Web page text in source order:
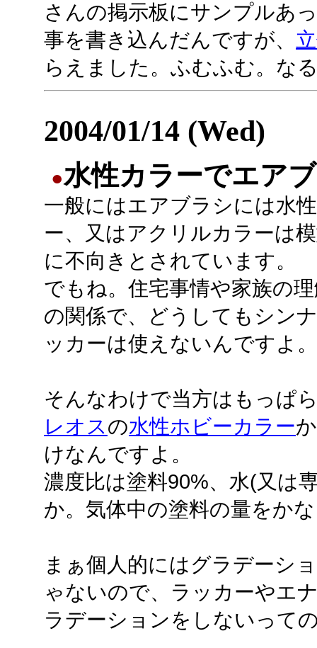
さんの掲示板にサンプルあ
事を書き込んだんですが、
らえました。ふむふむ。な
2004/01/14 (Wed)
●水性カラーでエア
一般にはエアブラシには水
ー、又はアクリルカラーは
に不向きとされています。
でもね。住宅事情や家族の
の関係で、どうしてもシン
ッカーは使えないんですよ。
そんなわけで当方はもっぱ
レオスの水性ホビーカラーか
けなんですよ。
濃度比は塗料90%、水(又は
か。気体中の塗料の量をか
まぁ個人的にはグラデーシ
ゃないので、ラッカーやエ
ラデーションをしないって